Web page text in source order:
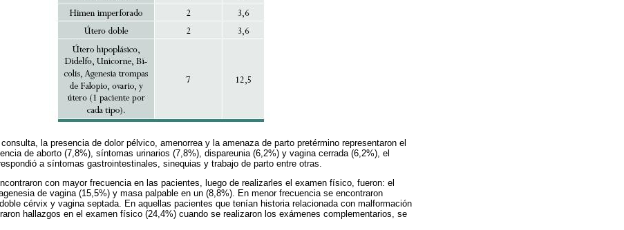
la presencia de dolor pélvico, amenorrea y la amenaza de parto pretérmino representaron el
de aborto (7,8%), síntomas urinarios (7,8%), dispareunia (6,2%) y vagina cerrada (6,2%), el
a síntomas gastrointestinales, sinequias y trabajo de parto entre otras.
con mayor frecuencia en las pacientes, luego de realizarles el examen físico, fueron: el
de vagina (15,5%) y masa palpable en un (8,8%). En menor frecuencia se encontraron
cérvix y vagina septada. En aquellas pacientes que tenían historia relacionada con malformación
hallazgos en el examen físico (24,4%) cuando se realizaron los exámenes complementarios, se